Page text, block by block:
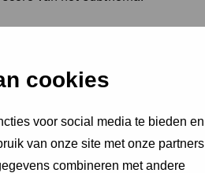
cookies
voor social media te bieden en
van onze site met onze partners
combineren met andere